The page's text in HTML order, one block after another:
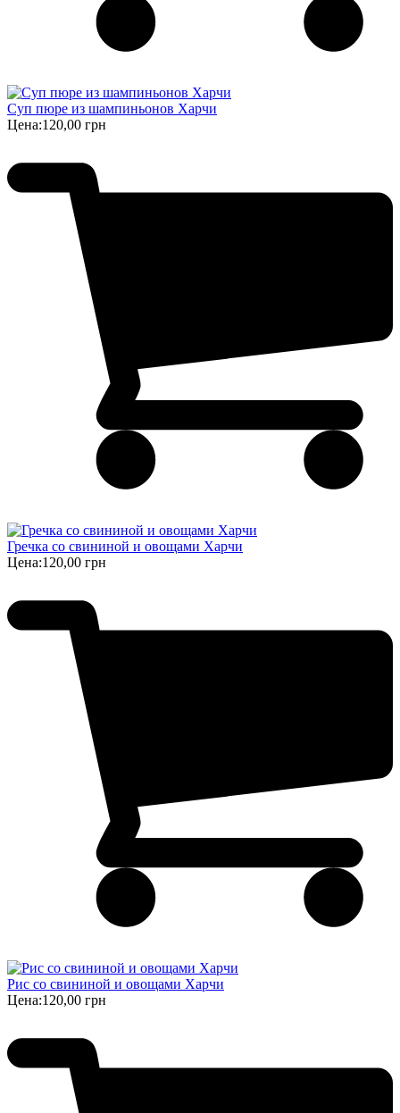
Суп пюре из шампиньонов Харчи
Цена:120,00 грн
Гречка со свининой и овощами Харчи
Цена:120,00 грн
Рис со свининой и овощами Харчи
Цена:120,00 грн